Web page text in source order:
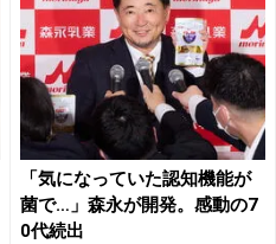
「気になっていた認知機能が
菌で…」森永が開発。感動の7
0代続出